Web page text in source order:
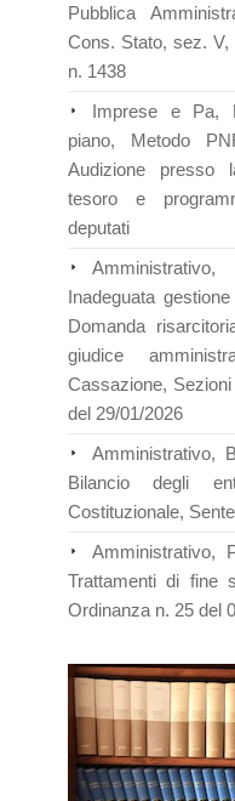
Pubblica
Cons. Stato, sez. V,
n. 1438
Imprese e Pa,
piano, Metodo
Audizione presso
tesoro e
deputati
Inadeguata
Domanda
giudice
Cassazione,
del 29/01/2026
Amministrativo,
Bilancio degli
Costituzionale,
Amministrativo,
Trattamenti di fine
Ordinanza n. 25 del